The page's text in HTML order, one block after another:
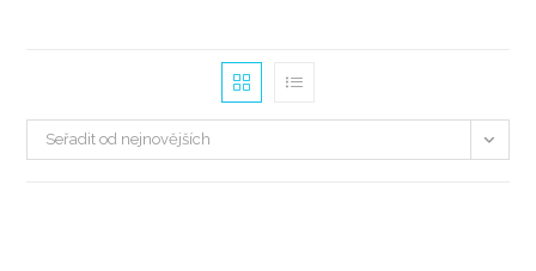
Seřadit od nejnovějších